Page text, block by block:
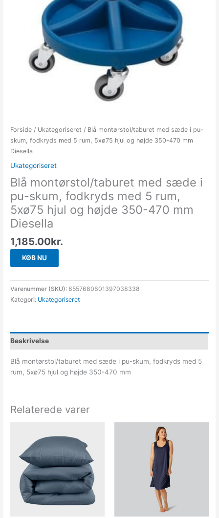
Forside / Ukategoriseret / Blå montørstol/taburet med sæde i pu-
skum, fodkryds med 5 rum, 5xø75 hjul og højde 350-470 mm
Diesella
Ukategoriseret
Blå montørstol/taburet med sæde i
pu-skum, fodkryds med 5 rum,
5xø75 hjul og højde 350-470 mm
Diesella
1,185.00kr.
KØB NU
Varenummer (SKU):8557680601397038338
Kategori: Ukategoriseret
Beskrivelse
Blå montørstol/taburet med sæde i pu-skum, fodkryds med 5
rum, 5xø75 hjul og højde 350-470 mm
Relaterede varer